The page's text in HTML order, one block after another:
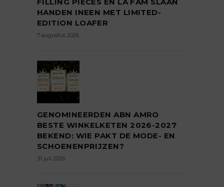
HANDEN INEEN MET LIMITED-
EDITION LOAFER
7 augustus 2026
GENOMINEERDEN ABN AMRO
BESTE WINKELKETEN 2026-2027
BEKEND: WIE PAKT DE MODE- EN
SCHOENENPRIJZEN?
31 juli 2026